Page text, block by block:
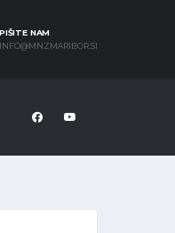
PIŠITE NAM
INFO@MNZMARIBOR.SI